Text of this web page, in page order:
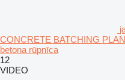
CONCRETE BATCHING
betona rūpnīca
12
VIDEO